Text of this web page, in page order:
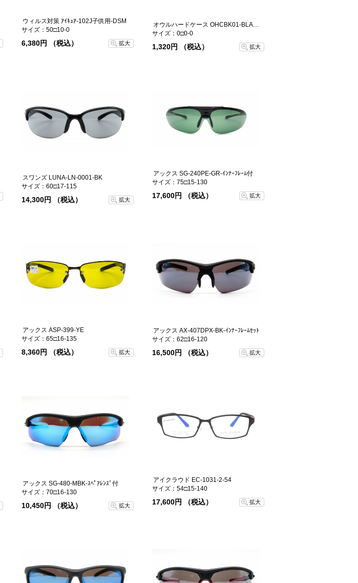
ウィルス対策 ｱｲｷｭｱ-102J子供用-DSM
サイズ：50□10-0
6,380円 （税込） 拡大
サイズ：0□0-0
1,320円 （税込） 拡大
スワンズ LUNA-LN-0001-BK
サイズ：60□17-115
14,300円 （税込） 拡大
アックス SG-240PE-GR-ｲﾝﾅｰﾌﾚｰﾑ付
サイズ：75□15-130
17,600円 （税込） 拡大
アックス ASP-399-YE
サイズ：65□16-135
8,360円 （税込） 拡大
アックス AX-407DPX-BK-ｲﾝﾅｰﾌﾚｰﾑｾｯﾄ
サイズ：62□16-120
16,500円 （税込） 拡大
アックス SG-480-MBK-ｽﾍﾟｱﾚﾝｽﾞ付
サイズ：70□16-130
10,450円 （税込） 拡大
アイクラウド EC-1031-2-54
サイズ：54□15-140
17,600円 （税込） 拡大